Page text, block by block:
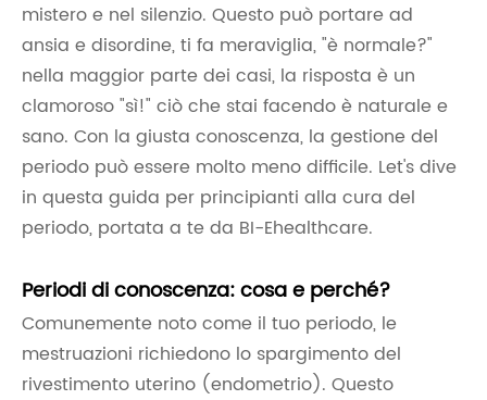
mistero e nel silenzio. Questo può portare ad
ansia e disordine, ti fa meraviglia, "è normale?"
nella maggior parte dei casi, la risposta è un
clamoroso "sì!" ciò che stai facendo è naturale e
sano. Con la giusta conoscenza, la gestione del
periodo può essere molto meno difficile. Let's dive
in questa guida per principianti alla cura del
periodo, portata a te da BI-Ehealthcare.
Periodi di conoscenza: cosa e perché?
Comunemente noto come il tuo periodo, le
mestruazioni richiedono lo spargimento del
rivestimento uterino (endometrio). Questo